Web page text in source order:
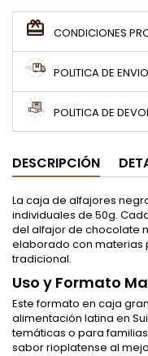
CONDICIONES
POLITICA DE
POLITICA DE
DESCRIPCIÓN
La caja de alfajores
individuales de 50g.
del alfajor de chocolate
elaborado con materias
tradicional.
Uso y Formato
Este formato en caja
alimentación latina en
temáticas o para
sabor rioplatense al